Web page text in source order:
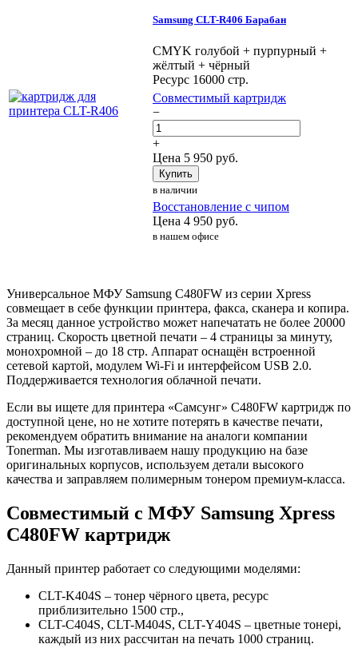
Samsung CLT-R406 Барабан
CMYK голубой + пурпурный +
жёлтый + чёрный
Ресурс 16000 стр.
Совместимый картридж
−
+
Цена 5 950 руб.
Купить
в наличии
Восстановление с чипом
Цена 4 950 руб.
в нашем офисе
Универсальное МФУ Samsung C480FW из серии Xpress
совмещает в себе функции принтера, факса, сканера и копира.
За месяц данное устройство может напечатать не более 20000
страниц. Скорость цветной печати – 4 страницы за минуту,
монохромной – до 18 стр. Аппарат оснащён встроенной
сетевой картой, модулем Wi-Fi и интерфейсом USB 2.0.
Поддерживается технология облачной печати.
Если вы ищете для принтера «Самсунг» C480FW картридж по
доступной цене, но не хотите потерять в качестве печати,
рекомендуем обратить внимание на аналоги компании
Tonerman. Мы изготавливаем нашу продукцию на базе
оригинальных корпусов, используем детали высокого
качества и заправляем полимерным тонером премиум-класса.
Совместимый с МФУ Samsung Xpress
C480FW картридж
Данный принтер работает со следующими моделями:
CLT-K404S – тонер чёрного цвета, ресурс
приблизительно 1500 стр.,
CLT-C404S, CLT-М404S, CLT-Y404S – цветные тонері,
каждый из них рассчитан на печать 1000 страниц.